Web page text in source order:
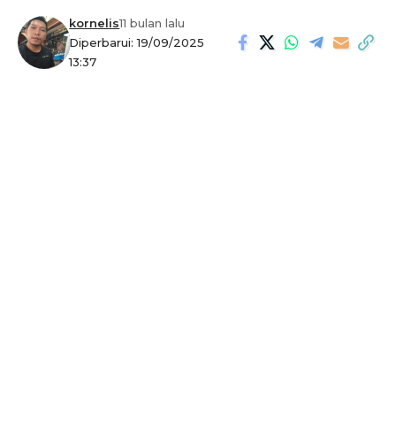
Diperbarui: 19/09/2025
13:37
kornelis11 bulan lalu